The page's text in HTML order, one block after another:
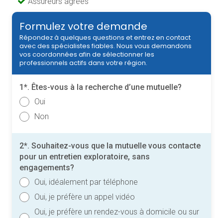
Formulez votre demande
Répondez à quelques questions et entrez en contact
avec des spécialistes fiables. Nous vous demandons
vos coordonnées afin de sélectionner les
professionnels actifs dans votre région.
1*. Êtes-vous à la recherche d’une mutuelle?
Oui
Non
2*. Souhaitez-vous que la mutuelle vous contacte
pour un entretien exploratoire, sans
engagements?
Oui, idéalement par téléphone
Oui, je préfère un appel vidéo
Oui, je préfère un rendez-vous à domicile ou sur